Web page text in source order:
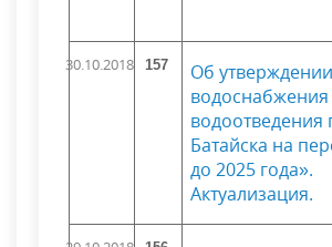
30.10.2018 157
Об
водоснабжения
водоотведения
Батайска на
до 2025 года».
Актуализация.